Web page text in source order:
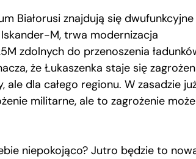
Białorusi znajdują się dwufunkcyjne
M, trwa modernizacja
zdolnych do przenoszenia
że Łukaszenka staje się
ale dla całego regionu. W zasadzie
militarne, ale to zagrożenie może
niepokojąco? Jutro będzie to